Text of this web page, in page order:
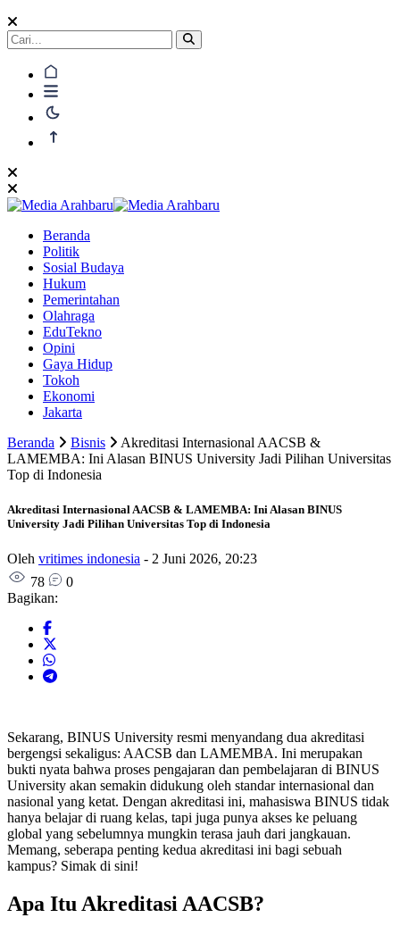
Beranda
Politik
Sosial Budaya
Hukum
Pemerintahan
Olahraga
EduTekno
Opini
Gaya Hidup
Tokoh
Ekonomi
Jakarta
Beranda
Bisnis
Akreditasi Internasional AACSB &
LAMEMBA: Ini Alasan BINUS University Jadi Pilihan Universitas
Top di Indonesia
Akreditasi Internasional AACSB & LAMEMBA: Ini Alasan BINUS
University Jadi Pilihan Universitas Top di Indonesia
Oleh vritimes indonesia - 2 Juni 2026, 20:23
78
0
Bagikan:
Sekarang, BINUS University resmi menyandang dua akreditasi
bergengsi sekaligus: AACSB dan LAMEMBA. Ini merupakan
bukti nyata bahwa proses pengajaran dan pembelajaran di BINUS
University akan semakin didukung oleh standar internasional dan
nasional yang ketat. Dengan akreditasi ini, mahasiswa BINUS tidak
hanya belajar di ruang kelas, tapi juga punya akses ke peluang
global yang sebelumnya mungkin terasa jauh dari jangkauan.
Memang, seberapa penting kedua akreditasi ini bagi sebuah
kampus? Simak di sini!
Apa Itu Akreditasi AACSB?